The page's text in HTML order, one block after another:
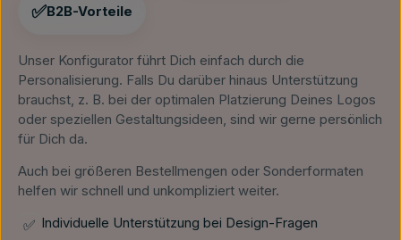
✅B2B-Vorteile
Unser Konfigurator führt Dich einfach durch die
Personalisierung. Falls Du darüber hinaus Unterstützung
brauchst, z. B. bei der optimalen Platzierung Deines Logos
oder speziellen Gestaltungsideen, sind wir gerne persönlich
für Dich da.
Auch bei größeren Bestellmengen oder Sonderformaten
helfen wir schnell und unkompliziert weiter.
✅ Individuelle Unterstützung bei Design-Fragen